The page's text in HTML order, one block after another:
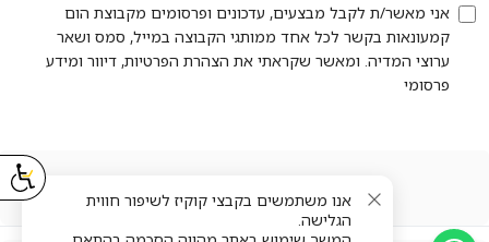
אני מאשר/ת לקבל מבצעים, עדכונים ופרסומים מקבוצת הום
קמעונאות בקשר לכל אחד ממותגי הקבוצה במייל, סמס ושאר
ערוצי המדיה. ומאשר שקראתי את הצהרת הפרטיות, דיוור ומידע
פרסומי
אנו משתמשים בקבצי קוקיז לשיפור חווית
הגלישה.